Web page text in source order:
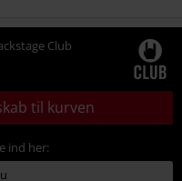
Club
til kurven
ind her: